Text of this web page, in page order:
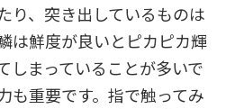
り、突き出しているものは
は鮮度が良いとピカピカ輝
しまっていることが多いで
も重要です。指で触ってみ